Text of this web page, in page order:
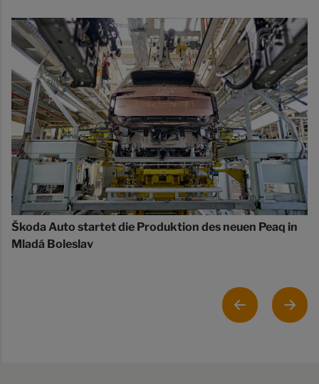
Škoda Auto startet die Produktion des neuen Peaq in
Mladá Boleslav